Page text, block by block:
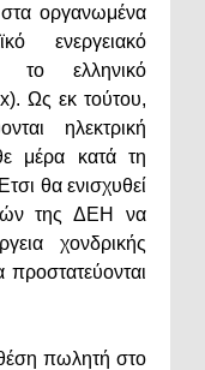
στα οργανωμένα
ενεργειακό
το ελληνικό
Ως εκ τούτου,
ηλεκτρική
μέρα κατά τη
θα ενισχυθεί
της ΔΕΗ να
χονδρικής
πωλητή στο